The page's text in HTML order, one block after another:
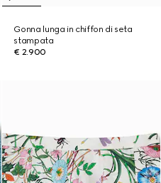
Gonna lunga in chiffon di seta
stampata
€ 2.900